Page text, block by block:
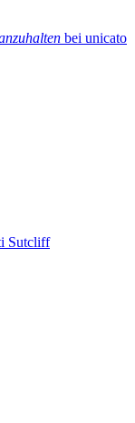
bei unicato
Sutcliff